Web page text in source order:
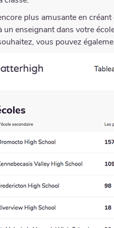
plus amusante en
un enseignant dans votre
vous pouvez